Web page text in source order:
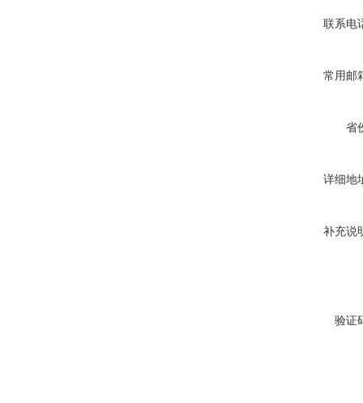
联系电
常用邮
省
详细地
补充说
验证